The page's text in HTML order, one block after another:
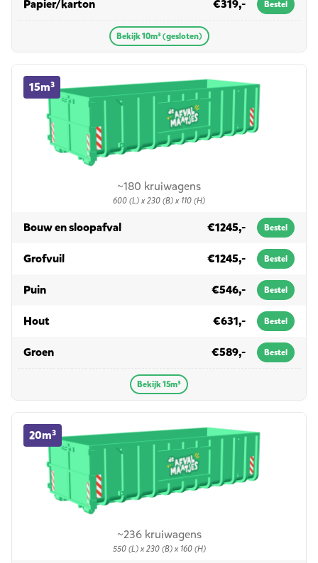
Papier/kartonin 10m³ (gesloten) €319,- Bestel
Bekijk 10m³ (gesloten)
~180 kruiwagens
600 (L) x 230 (B) x 110 (H)
15m³
15m³ container huren
Bouw en sloopafvalin 15m³ €1245,- Bestel
Grofvuilin 15m³ €1245,- Bestel
Puinin 15m³ €546,- Bestel
Houtin 15m³ €631,- Bestel
Groenin 15m³ €589,- Bestel
Bekijk 15m³
~236 kruiwagens
550 (L) x 230 (B) x 160 (H)
20m³
20m³ container huren